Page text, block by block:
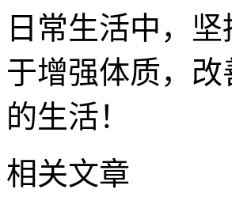
日常生活中，
于增强体质，
的生活！
相关文章